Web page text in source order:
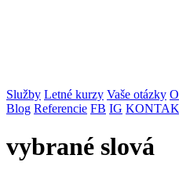
Služby Letné kurzy Vaše otázky
Blog Referencie FB IG
vybrané slová